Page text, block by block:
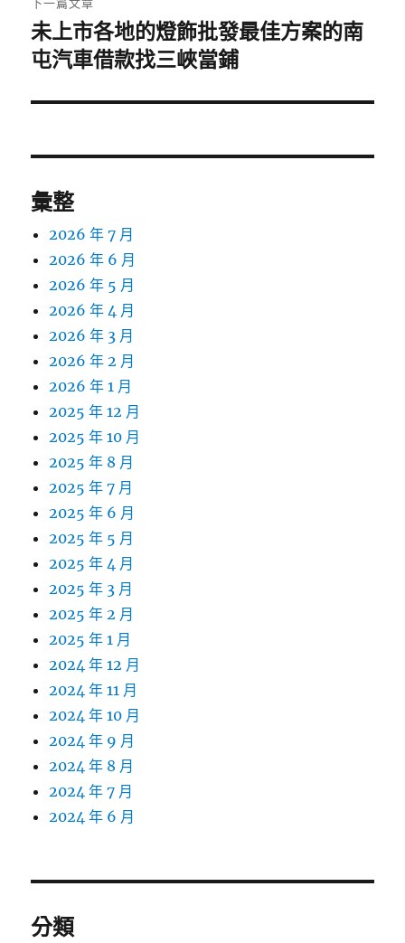
下
一
文
未上市各地的燈飾批發最佳方案的南
屯汽車借款找三峽當鋪
彙整
2026 年 7 月
2026 年 6 月
2026 年 5 月
2026 年 4 月
2026 年 3 月
2026 年 2 月
2026 年 1 月
2025 年 12 月
2025 年 10 月
2025 年 8 月
2025 年 7 月
2025 年 6 月
2025 年 5 月
2025 年 4 月
2025 年 3 月
2025 年 2 月
2025 年 1 月
2024 年 12 月
2024 年 11 月
2024 年 10 月
2024 年 9 月
2024 年 8 月
2024 年 7 月
2024 年 6 月
分類